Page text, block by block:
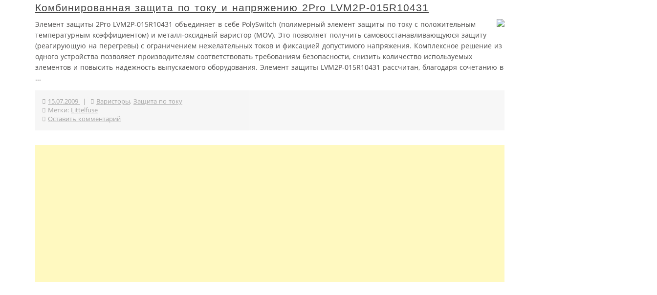
Комбинированная защита по току и напряжению 2Pro LVM2P-015R10431
Элемент защиты 2Pro LVM2P-015R10431 объединяет в себе PolySwitch (полимерный элемент защиты по току с положительным
температурным коэффициентом) и металл-оксидный варистор (MOV). Это позволяет получить самовосстанавливающуюся защиту
(реагирующую на перегревы) с ограничением нежелательных токов и фиксацией допустимого напряжения. Комплексное решение из
одного устройства позволяет производителям соответствовать требованиям безопасности, снизить количество используемых
элементов и повысить надежность выпускаемого оборудования. Элемент защиты LVM2P-015R10431 рассчитан, благодаря сочетанию в
...
15.07.2009 | Варисторы, Защита по току
Метки: Littelfuse
Оставить комментарий